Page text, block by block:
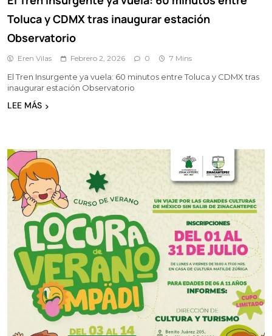
Toluca y CDMX tras inaugurar estación
Observatorio
Eren Vilas Febrero 2, 2026 0 7 Mins
El Tren Insurgente ya vuela: 60 minutos entre Toluca y CDMX tras
inaugurar estación Observatorio
LEE MÁS